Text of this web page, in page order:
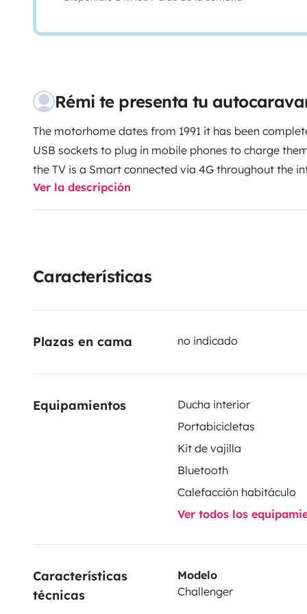
Rémi te presenta tu
The motorhome dates from 1991 it has been
USB sockets to plug in mobile phones to charge
the TV is a Smart connected via 4G throughout the
redone with taste and care. During the rental there is
account 3 € per day for gas consumption this allows
also a €30 pre-departure preparation package that
your rental. The 4-seater motorhome including two
Ver la descripción
Características
Plazas en cama no indicado
Equipamientos Ducha interior
Portabicicletas
Kit de vajilla
Bluetooth
Calefacción habitáculo
Ver todos los
Características
técnicas
Modelo
Challenger